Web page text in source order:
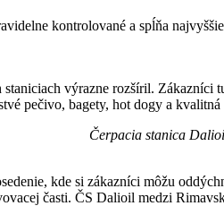
kontrolované a spĺňa
výrazne rozšíril.
pečivo, bagety, hot dogy a
Čerpacia stanica
kde si zákazníci môžu
časti. ČS Dalioil medzi